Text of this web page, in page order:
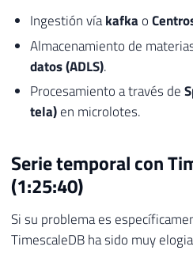
Ingestión víakafka o
Almacenamiento de
datos (ADLS).
Procesamiento a través de
tela)en microlotes.
Serie temporal con
(1:25:40)
Si su problema es
TimescaleDB ha sido muy